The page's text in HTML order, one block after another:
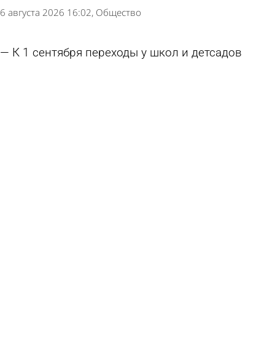
6 августа 2026 16:02 Общество
К 1 сентября переходы у школ и детсадов